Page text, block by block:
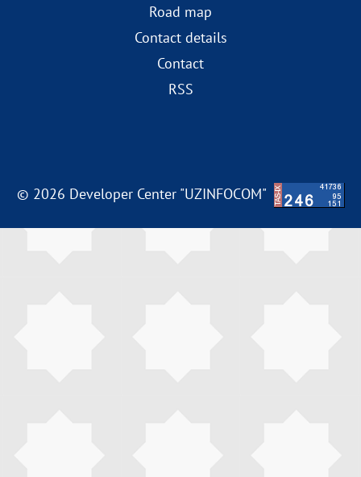
Road map
Contact details
Contact
RSS
© 2026 Developer Center "UZINFOCOM"